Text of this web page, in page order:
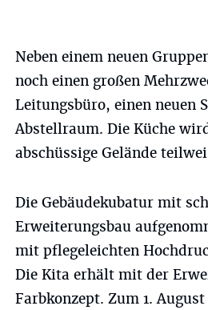
Neben einem neuen
noch einen großen
Leitungsbüro, einen neuen
Abstellraum. Die Küche
abschüssige Gelände
Die Gebäudekubatur mit
Erweiterungsbau
mit pflegeleichten
Die Kita erhält mit der
Farbkonzept. Zum 1.